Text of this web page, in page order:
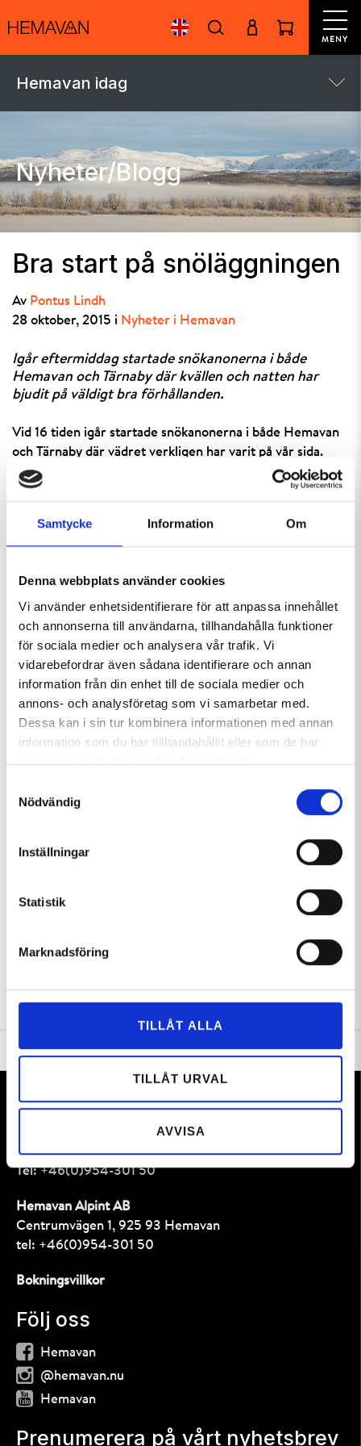
Samtycke Information Om
Denna webbplats använder cookies
Vi använder enhetsidentifierare för att anpassa innehållet
och annonserna till användarna, tillhandahålla funktioner
för sociala medier och analysera vår trafik. Vi
vidarebefordrar även sådana identifierare och annan
information från din enhet till de sociala medier och
annons- och analysföretag som vi samarbetar med.
Dessa kan i sin tur kombinera informationen med annan
information som du har tillhandahållit eller som de har
samlat in när du har använt deras tjänster.
Nödvändig
Inställningar
Statistik
Marknadsföring
TILLÅT ALLA
TILLÅT URVAL
AVVISA
MENY
Hemavan idag
Nyheter/Blogg
Bra start på snöläggningen
Av Pontus Lindh
28 oktober, 2015 i Nyheter i Hemavan
Igår eftermiddag startade snökanonerna i både
Hemavan och Tärnaby där kvällen och natten har
bjudit på väldigt bra förhållanden.
Vid 16 tiden igår startade snökanonerna i både Hemavan
och Tärnaby där vädret verkligen har varit på vår sida.
Omkring 10 minusgrader och i stort sätt vindstilla har
bidragit till att stora vita högar har vuxit fram i våra
stund har 6 minusgrader i Hemavan. Här nedan kommer
några dagsfärska bilder från ett vintrigt Hemavan! Vi
Centrumbacken i Hemavan och Ingemarbacken i Tärnaby
nu på lördag. Fortsätt hålla utkik här i bloggen för senaste
nytt om snöläget, och glöm inte att ni kan följa live via
vårawebbkameror.
oktober.
Vintern är här! Denna fantastiska
onsdag förmiddag den 28 oktober.
Sök nyheter:
Kontakt
e-post:bokning@hemavan.nu
Tel:+46(0)954-301 50
Hemavan Alpint AB
Centrumvägen 1, 925 93 Hemavan
tel: +46(0)954-301 50
Bokningsvillkor
Följ oss
Hemavan
@hemavan.nu
Hemavan
Prenumerera på vårt nyhetsbrev